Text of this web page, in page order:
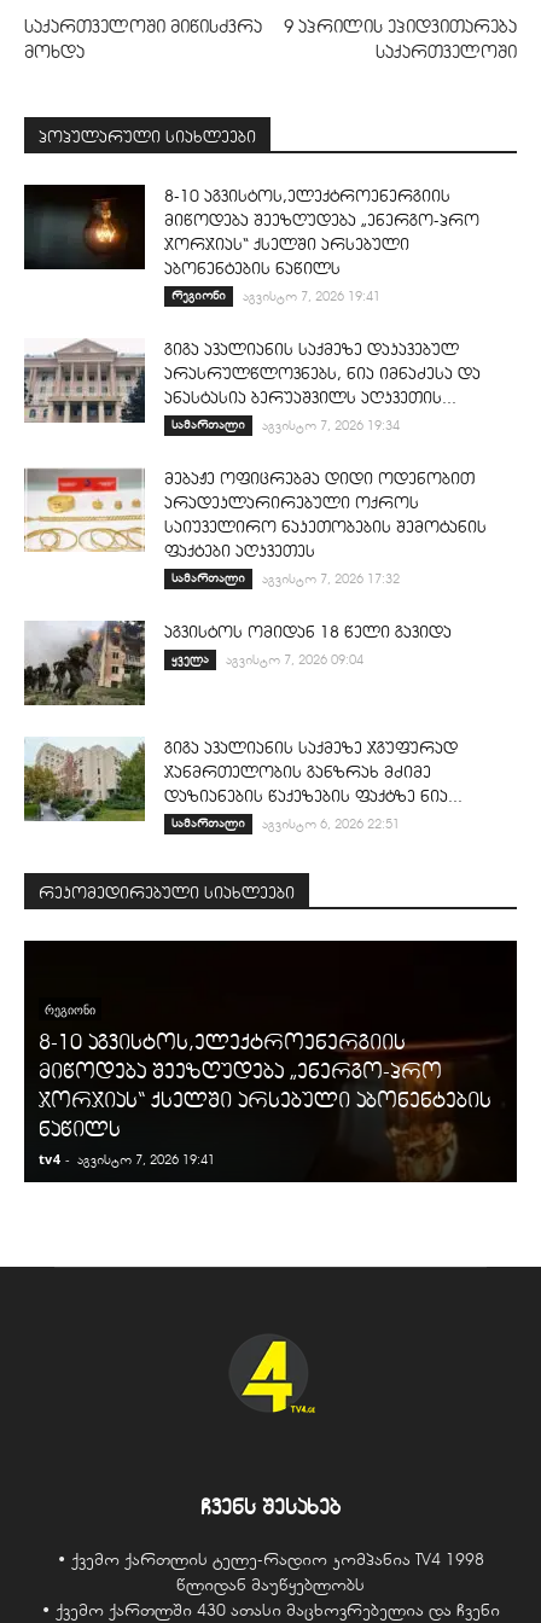
საქართველოში მიწისძვრა
მოხდა
9 აპრილის ეპიდვითარება
საქართველოში
პოპულარული სიახლეები
8-10 აგვისტოს,ელექტროენერგიის
მიწოდება შეეზღუდება „ენერგო-პრო
ჯორჯიას“ ქსელში არსებული
აბონენტების ნაწილს
რეგიონი აგვისტო 7, 2026 19:41
გიგა ავალიანის საქმეზე დაკავებულ
არასრულწლოვნებს, ნია იმნაძესა და
ანასტასია ბერუაშვილს აღკვეთის...
სამართალი აგვისტო 7, 2026 19:34
მებაჟე ოფიცრებმა დიდი ოდენობით
არადეკლარირებული ოქროს
საიუველირო ნაკეთობების შემოტანის
ფაქტები აღკვეთეს
სამართალი აგვისტო 7, 2026 17:32
აგვისტოს ომიდან 18 წელი გავიდა
ყველა აგვისტო 7, 2026 09:04
გიგა ავალიანის საქმეზე ჯგუფურად
ჯანმრთელობის განზრახ მძიმე
დაზიანების წაქეზების ფაქტზე ნია...
სამართალი აგვისტო 6, 2026 22:51
რეკომედირებული სიახლეები
ᲠᲔᲒᲘᲝᲜᲘ
8-10 აგვისტოს,ელექტროენერგიის
მიწოდება შეეზღუდება „ენერგო-პრო
ჯორჯიას“ ქსელში არსებული აბონენტების
ნაწილს
tv4 - აგვისტო 7, 2026 19:41
ჩვენს შესახებ
• ქვემო ქართლის ტელე-რადიო კომპანია TV4 1998
წლიდან მაუწყებლობს
• ქვემო ქართლში 430 ათასი მაცხოვრებელია და ჩვენი